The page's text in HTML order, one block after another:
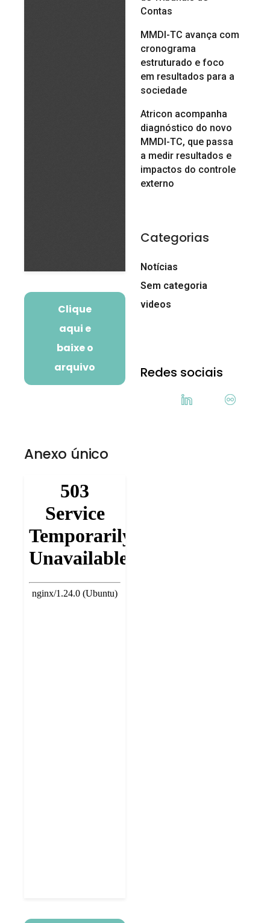
Clique
aqui e
baixe o
arquivo
Anexo único
Contas
MMDI-TC avança com
cronograma
estruturado e foco
em resultados para a
sociedade
Atricon acompanha
diagnóstico do novo
MMDI-TC, que passa
a medir resultados e
impactos do controle
externo
Categorias
Notícias
Sem categoria
videos
Redes sociais